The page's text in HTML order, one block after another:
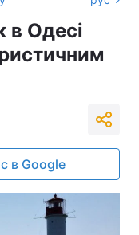
в Одесі
в Google